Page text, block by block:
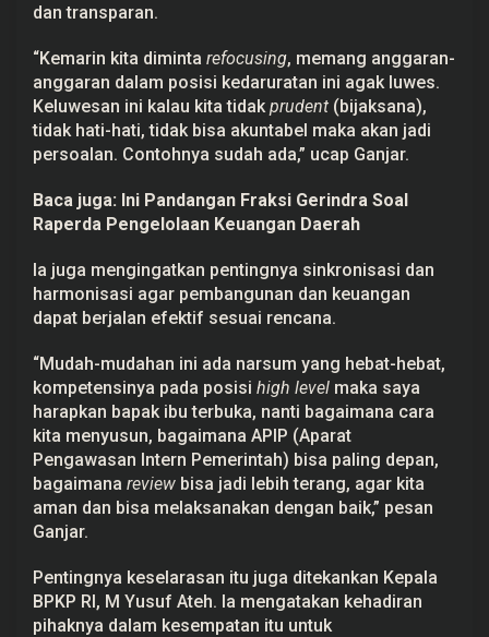
dan transparan.
“Kemarin kita diminta refocusing, memang anggaran-
anggaran dalam posisi kedaruratan ini agak luwes.
Keluwesan ini kalau kita tidak prudent (bijaksana),
tidak hati-hati, tidak bisa akuntabel maka akan jadi
persoalan. Contohnya sudah ada,” ucap Ganjar.
Baca juga: Ini Pandangan Fraksi Gerindra Soal
Raperda Pengelolaan Keuangan Daerah
Ia juga mengingatkan pentingnya sinkronisasi dan
harmonisasi agar pembangunan dan keuangan
dapat berjalan efektif sesuai rencana.
“Mudah-mudahan ini ada narsum yang hebat-hebat,
kompetensinya pada posisi high level maka saya
harapkan bapak ibu terbuka, nanti bagaimana cara
kita menyusun, bagaimana APIP (Aparat
Pengawasan Intern Pemerintah) bisa paling depan,
bagaimana review bisa jadi lebih terang, agar kita
aman dan bisa melaksanakan dengan baik,” pesan
Ganjar.
Pentingnya keselarasan itu juga ditekankan Kepala
BPKP RI, M Yusuf Ateh. Ia mengatakan kehadiran
pihaknya dalam kesempatan itu untuk